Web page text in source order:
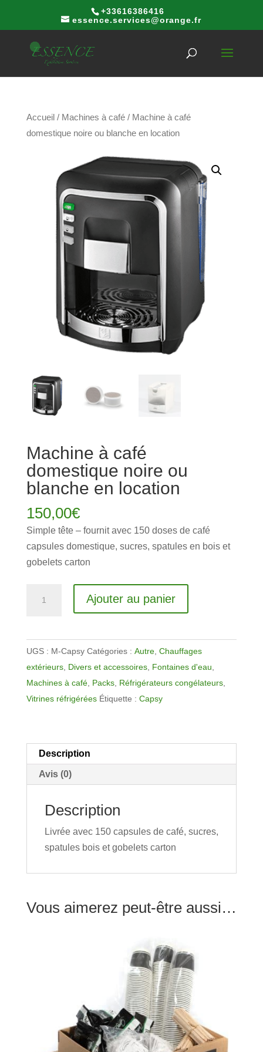
+33616386416
essence.services@orange.fr
Accueil / Machines à café/ Machine à café
domestique noire ou blanche en location
Machine à café
domestique noire ou
blanche en location
150,00€
Simple tête – fournit avec 150 doses de café
capsules domestique, sucres, spatules en bois et
gobelets carton
à
café
domestique
noire
ou
location
Ajouter au panier
UGS : M-Capsy Catégories : Autre, Chauffages
extérieurs, Divers et accessoires, Fontaines d'eau
Machines à café, Packs, Réfrigérateurs congélateurs,
Vitrines réfrigérées Étiquette : Capsy
Description
Avis (0)
Description
Livrée avec 150 capsules de café, sucres,
spatules bois et gobelets carton
Vous aimerez peut-être aussi…